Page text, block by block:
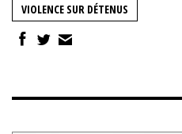
VIOLENCE SUR DÉTENUS